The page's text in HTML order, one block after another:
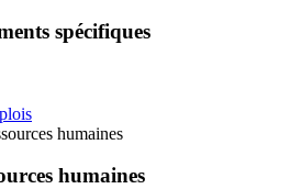
spécifiques
humaines
humaines